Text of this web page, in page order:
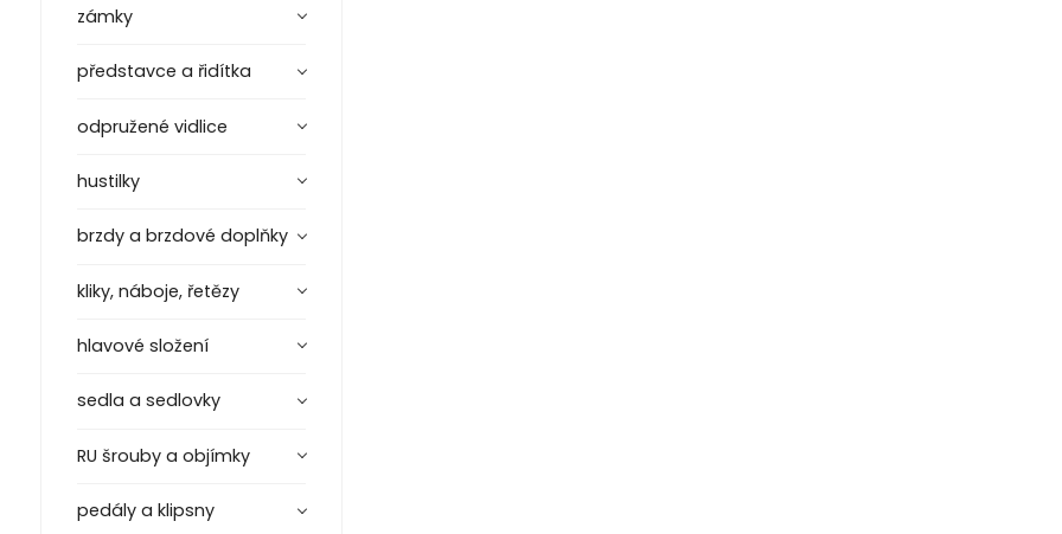
zámky
představce a řidítka
odpružené vidlice
hustilky
brzdy a brzdové doplňky
kliky, náboje, řetězy
hlavové složení
sedla a sedlovky
RU šrouby a objímky
pedály a klipsny